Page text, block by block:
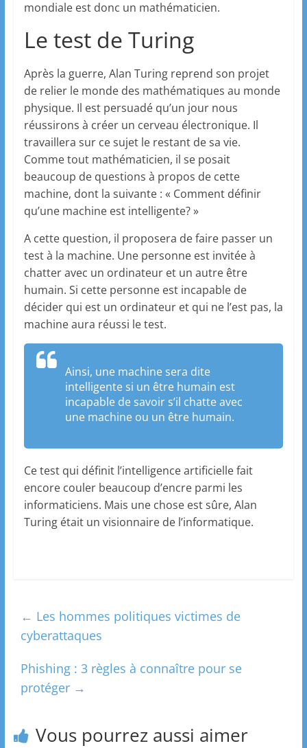
mondiale est donc un mathématicien.
Le test de Turing
Après la guerre, Alan Turing reprend son projet
de relier le monde des mathématiques au monde
physique. Il est persuadé qu’un jour nous
réussirons à créer un cerveau électronique. Il
travaillera sur ce sujet le restant de sa vie.
Comme tout mathématicien, il se posait
beaucoup de questions à propos de cette
machine, dont la suivante : « Comment définir
qu’une machine est intelligente? »
A cette question, il proposera de faire passer un
test à la machine. Une personne est invitée à
chatter avec un ordinateur et un autre être
humain. Si cette personne est incapable de
décider qui est un ordinateur et qui ne l’est pas, la
machine aura réussi le test.
Ainsi, une machine sera dite
intelligente si un être humain est
incapable de savoir s’il chatte avec
une machine ou un être humain.
Ce test qui définit l’intelligence artificielle fait
encore couler beaucoup d’encre parmi les
informaticiens. Mais une chose est sûre, Alan
Turing était un visionnaire de l’informatique.
← Les hommes politiques victimes de
cyberattaques
Phishing : 3 règles à connaître pour se
protéger →
Vous pourrez aussi aimer